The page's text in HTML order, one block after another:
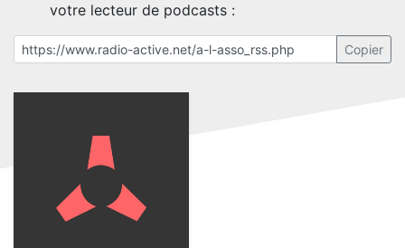
votre lecteur de podcasts :
Copier